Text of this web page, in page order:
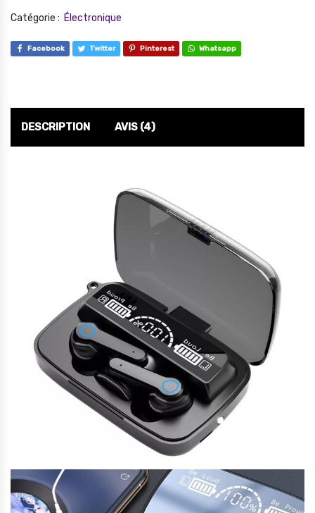
Catégorie : Électronique
Facebook Twitter Pinterest Whatsapp
DESCRIPTION AVIS (4)